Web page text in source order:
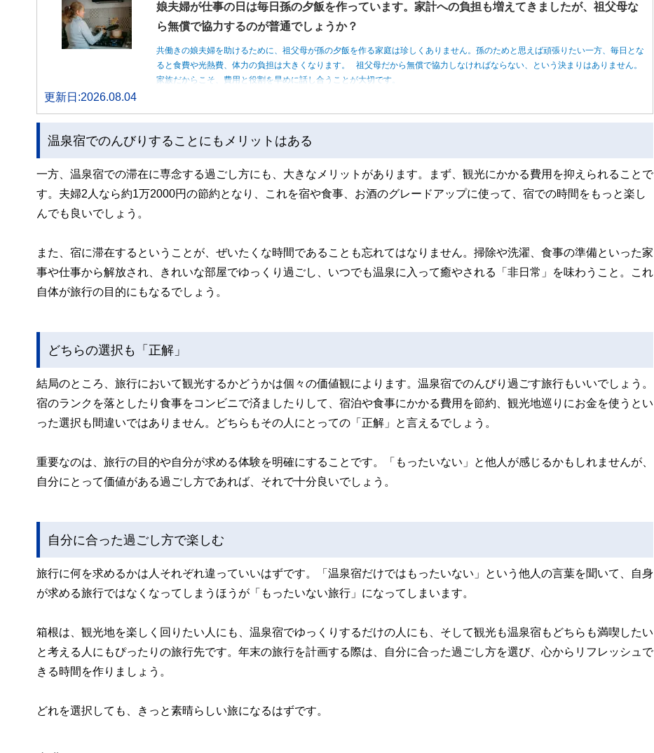
娘夫婦が仕事の日は毎日孫の夕飯を作っています。家計への負担も増えてきましたが、祖父母な
ら無償で協力するのが普通でしょうか？
共働きの娘夫婦を助けるために、祖父母が孫の夕飯を作る家庭は珍しくありません。孫のためと思えば頑張りたい一方、毎日とな
ると食費や光熱費、体力の負担は大きくなります。 祖父母だから無償で協力しなければならない、という決まりはありません。
家族だからこそ、費用と役割を早めに話し合うことが大切です。
更新日:2026.08.04
温泉宿でのんびりすることにもメリットはある
一方、温泉宿での滞在に専念する過ごし方にも、大きなメリットがあります。まず、観光にかかる費用を抑えられることで
す。夫婦2人なら約1万2000円の節約となり、これを宿や食事、お酒のグレードアップに使って、宿での時間をもっと楽し
んでも良いでしょう。
また、宿に滞在するということが、ぜいたくな時間であることも忘れてはなりません。掃除や洗濯、食事の準備といった家
事や仕事から解放され、きれいな部屋でゆっくり過ごし、いつでも温泉に入って癒やされる「非日常」を味わうこと。これ
自体が旅行の目的にもなるでしょう。
どちらの選択も「正解」
結局のところ、旅行において観光するかどうかは個々の価値観によります。温泉宿でのんびり過ごす旅行もいいでしょう。
宿のランクを落としたり食事をコンビニで済ましたりして、宿泊や食事にかかる費用を節約、観光地巡りにお金を使うとい
った選択も間違いではありません。どちらもその人にとっての「正解」と言えるでしょう。
重要なのは、旅行の目的や自分が求める体験を明確にすることです。「もったいない」と他人が感じるかもしれませんが、
自分にとって価値がある過ごし方であれば、それで十分良いでしょう。
自分に合った過ごし方で楽しむ
旅行に何を求めるかは人それぞれ違っていいはずです。「温泉宿だけではもったいない」という他人の言葉を聞いて、自身
が求める旅行ではなくなってしまうほうが「もったいない旅行」になってしまいます。
箱根は、観光地を楽しく回りたい人にも、温泉宿でゆっくりするだけの人にも、そして観光も温泉宿もどちらも満喫したい
と考える人にもぴったりの旅行先です。年末の旅行を計画する際は、自分に合った過ごし方を選び、心からリフレッシュで
きる時間を作りましょう。
どれを選択しても、きっと素晴らしい旅になるはずです。